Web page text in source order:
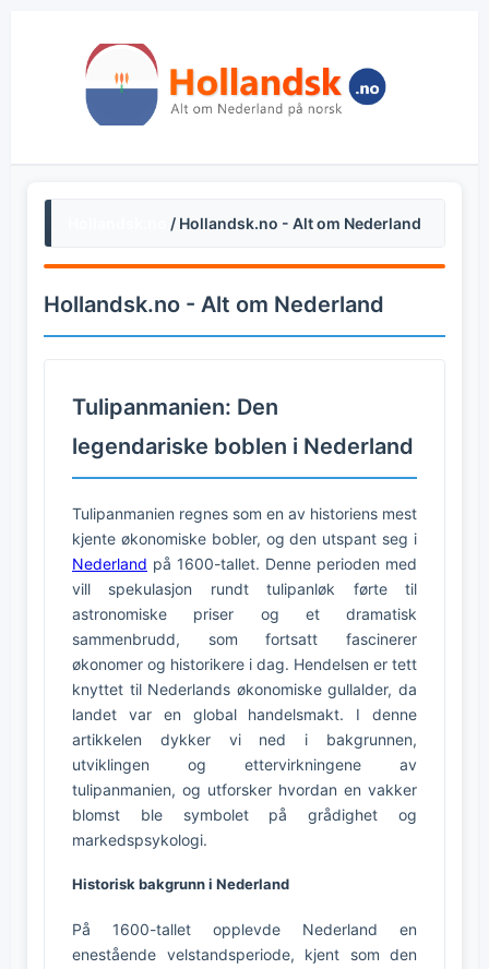
/ Hollandsk.no - Alt om Nederland
Hollandsk.no - Alt om Nederland
Tulipanmanien: Den
legendariske boblen i Nederland
Tulipanmanien regnes som en av historiens mest
kjente økonomiske bobler, og den utspant seg i
Nederland på 1600-tallet. Denne perioden med
vill spekulasjon rundt tulipanløk førte til
astronomiske priser og et dramatisk
sammenbrudd, som fortsatt fascinerer
økonomer og historikere i dag. Hendelsen er tett
knyttet til Nederlands økonomiske gullalder, da
landet var en global handelsmakt. I denne
artikkelen dykker vi ned i bakgrunnen,
utviklingen og ettervirkningene av
tulipanmanien, og utforsker hvordan en vakker
blomst ble symbolet på grådighet og
markedspsykologi.
Historisk bakgrunn i Nederland
På 1600-tallet opplevde Nederland en
enestående velstandsperiode, kjent som den